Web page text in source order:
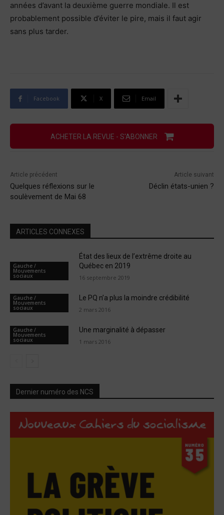
années d’avant la deuxième guerre mondiale. Il est
probablement possible d’éviter le pire, mais il faut agir
sans plus tarder.
Facebook X Email
ACHETER LA REVUE - S'ABONNER
Article précédent
Quelques réflexions sur le
soulèvement de Mai 68
Article suivant
Déclin états-unien ?
ARTICLES CONNEXES
Gauche /
Mouvements
sociaux
État des lieux de l’extrême droite au
Québec en 2019
16 septembre 2019
Gauche /
Mouvements
sociaux
Le PQ n’a plus la moindre crédibilité
2 mars 2016
Gauche /
Mouvements
sociaux
Une marginalité à dépasser
1 mars 2016
Dernier numéro des NCS